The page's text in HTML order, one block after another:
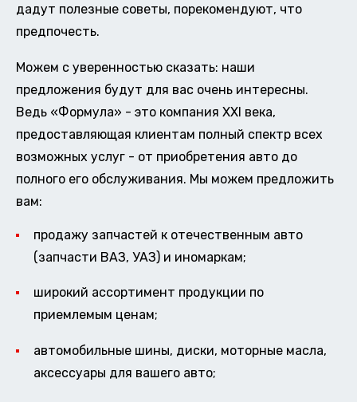
дадут полезные советы, порекомендуют, что
предпочесть.
Можем с уверенностью сказать: наши
предложения будут для вас очень интересны.
Ведь «Формула» - это компания XXI века,
предоставляющая клиентам полный спектр всех
возможных услуг - от приобретения авто до
полного его обслуживания. Мы можем предложить
вам:
продажу запчастей к отечественным авто
(запчасти ВАЗ, УАЗ) и иномаркам;
широкий ассортимент продукции по
приемлемым ценам;
автомобильные шины, диски, моторные масла,
аксессуары для вашего авто;